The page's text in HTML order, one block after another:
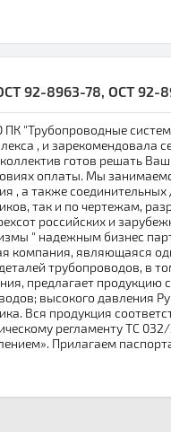
92-8963-78, ОСТ 92-
"Трубопроводные
, и зарекомендовала
готов решать
оплаты. Мы
, а также
так и по чертежам,
российских и
" надежным бизнес
компания, являющаяся
трубопроводов, в
предлагает продукцию
высокого давления
Вся продукция
регламенту ТС
Прилагаем